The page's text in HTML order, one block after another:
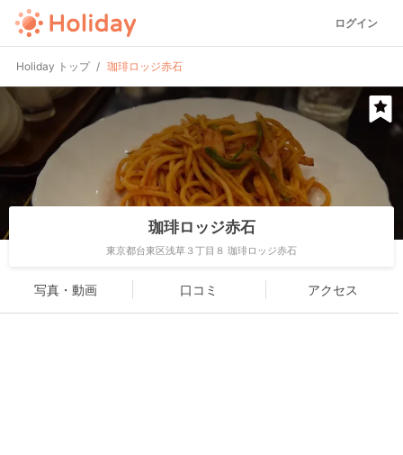
ログイン
Holiday トップ 珈琲ロッジ赤石
珈琲ロッジ赤石
東京都台東区浅草３丁目８ 珈琲ロッジ赤石
写真・動画 口コミ アクセス